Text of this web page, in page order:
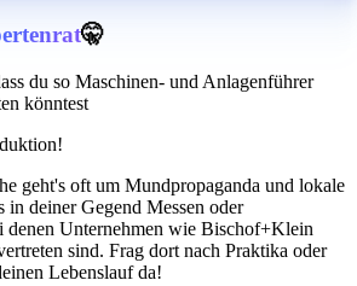
🤫
du so Maschinen- und Anlagenführer
könntest
geht's oft um Mundpropaganda und lokale
in deiner Gegend Messen oder
denen Unternehmen wie Bischof+Klein
sind. Frag dort nach Praktika oder
Lebenslauf da!